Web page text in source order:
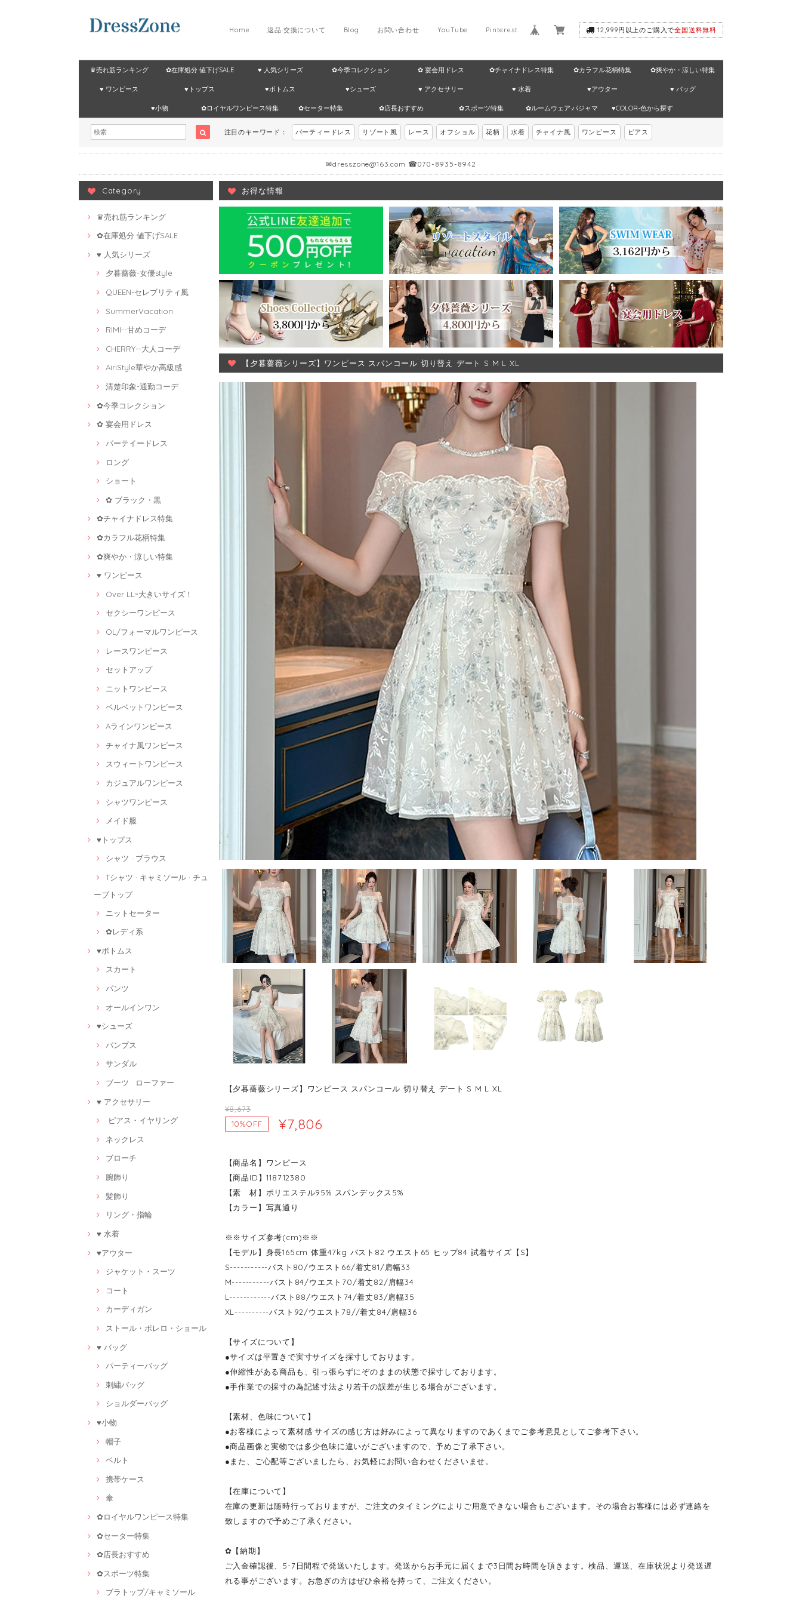
12,999円以上のご購入で全国送料無料
Pinterest
YouTube
お問い合わせ
Blog
返品·交換について
Home
♛売れ筋ランキング ✿在庫処分 値下げSALE ♥ 人気シリーズ ✿今季コレクション ✿ 宴会用ドレス ✿チャイナドレス特集 ✿カラフル花柄特集 ✿爽やか・涼しい特集
♥ ワンピース ♥トップス ♥ボトムス ♥シューズ ♥ アクセサリー ♥ 水着 ♥アウター ♥ バッグ
♥小物 ✿ロイヤルワンピース特集 ✿セーター特集 ✿店長おすすめ ✿スポーツ特集 ✿ルームウェア·パジャマ ♥COLOR-色から探す
注目のキーワード： パーティードレス リゾート風 レース オフショル 花柄 水着 チャイナ風 ワンピース ピアス
✉dresszone@163.com ☎070-8935-8942
Category
♛売れ筋ランキング
✿在庫処分 値下げSALE
♥ 人気シリーズ
夕暮薔薇-女優style
QUEEN-セレブリティ風
SummerVacation
RIMI--甘めコーデ
CHERRY--大人コーデ
AiriStyle華やか高級感
清楚印象-通勤コーデ
✿今季コレクション
✿ 宴会用ドレス
パーテイードレス
ロング
ショート
✿ ブラック・黒
✿チャイナドレス特集
✿カラフル花柄特集
✿爽やか・涼しい特集
♥ ワンピース
Over LL~大きいサイズ！
セクシーワンピース
OL/フォーマルワンピース
レースワンピース
セットアップ
ニットワンピース
ベルベットワンピース
Aラインワンピース
チャイナ風ワンピース
スウィートワンピース
カジュアルワンピース
シャツワンピース
メイド服
♥トップス
シャツ · ブラウス
Tシャツ · キャミソール · チュ
ーブトップ
ニットセーター
✿レディ系
♥ボトムス
スカート
パンツ
オールインワン
♥シューズ
パンプス
サンダル
ブーツ · ローファー
♥ アクセサリー
ピアス・イヤリング
ネックレス
ブローチ
腕飾り
髪飾り
リング・指輪
♥ 水着
♥アウター
ジャケット・スーツ
コート
カーディガン
ストール・ボレロ・ショール
♥ バッグ
パーティーバッグ
刺繍バッグ
ショルダーバッグ
♥小物
帽子
ベルト
携帯ケース
傘
✿ロイヤルワンピース特集
✿セーター特集
✿店長おすすめ
✿スポーツ特集
ブラトップ/キャミソール
お得な情報
【夕暮薔薇シリーズ】ワンピース スパンコール 切り替え デート S M L XL
【夕暮薔薇シリーズ】ワンピース スパンコール 切り替え デート S M L XL
¥8,673
10%OFF
¥7,806
【商品名】ワンピース
【商品ID】118712380
【素 材】ポリエステル95% スパンデックス5%
【カラー】写真通り
※※サイズ参考(cm)※※
【モデル】身長165cm 体重47kg バスト82 ウエスト65 ヒップ84 試着サイズ【S】
S-----------バスト80/ウエスト66/着丈81/肩幅33
M-----------バスト84/ウエスト70/着丈82/肩幅34
L------------バスト88/ウエスト74/着丈83/肩幅35
XL----------バスト92/ウエスト78//着丈84/肩幅36
【サイズについて】
●サイズは平置きで実寸サイズを採寸しております。
●伸縮性がある商品も、引っ張らずにぞのままの状態で採寸しております。
●手作業での採寸の為記述寸法より若干の誤差が生じる場合がございます。
【素材、色味について】
●お客様によって素材感·サイズの感じ方は好みによって異なりますのであくまでご参考意見としてご参考下さい。
●商品画像と実物では多少色味に違いがございますので、予めご了承下さい。
●また、ご心配等ございましたら、お気軽にお問い合わせくださいませ。
【在庫について】
在庫の更新は随時行っておりますが、ご注文のタイミングによりご用意できない場合もございます。その場合お客様には必ず連絡を
致しますので予めご了承ください。
✿【納期】
ご入金確認後、5-7日間程で発送いたします。発送からお手元に届くまで3日間お時間を頂きます。検品、運送、在庫状況より発送遅
れる事がございます。お急ぎの方はぜひ余裕を持って、ご注文ください。